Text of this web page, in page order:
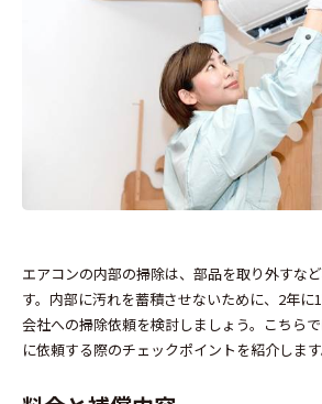
エアコンの内部の掃除は、部品を取り外すな
す。内部に汚れを蓄積させないために、2年に
会社への掃除依頼を検討しましょう。こちら
に依頼する際のチェックポイントを紹介します